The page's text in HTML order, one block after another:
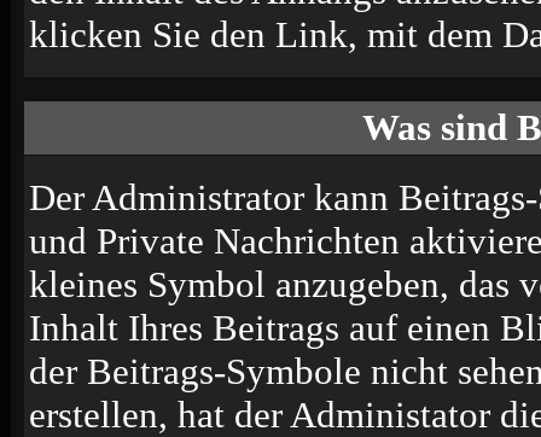
klicken Sie den Link, mit dem
Was sind
Der Administrator kann
und Private Nachrichten
kleines Symbol anzugeben, das
Inhalt Ihres Beitrags auf einen
der Beitrags-Symbole nicht
erstellen, hat der Administator